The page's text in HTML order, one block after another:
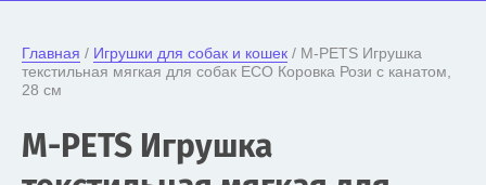
Главная / Игрушки для собак и кошек / M-PETS Игрушка
текстильная мягкая для собак ECO Коровка Рози с канатом,
28 см
M-PETS Игрушка